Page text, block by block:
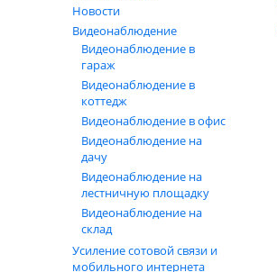
Новости
Видеонаблюдение
Видеонаблюдение в
гараж
Видеонаблюдение в
коттедж
Видеонаблюдение в офис
Видеонаблюдение на
дачу
Видеонаблюдение на
лестничную площадку
Видеонаблюдение на
склад
Усиление сотовой связи и
мобильного интернета